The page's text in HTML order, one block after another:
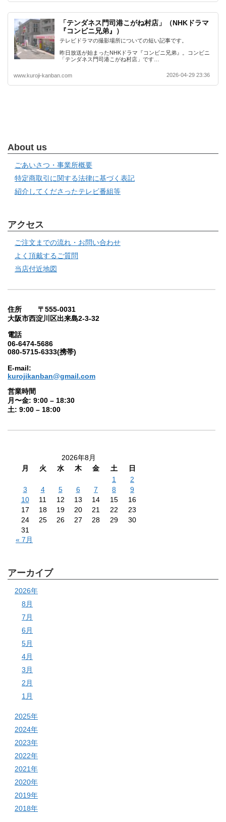
「テンダネス門司港こがね村店」（NHKドラマ
『コンビニ兄弟』）
テレビドラマの撮影場所についての短い記事です。
昨日放送が始まったNHKドラマ『コンビニ兄弟』。コンビニ
「テンダネス門司港こがね村店」です…
www.kuroji-kanban.com 2026-04-29 23:36
About us
ごあいさつ・事業所概要
特定商取引に関する法律に基づく表記
紹介してくださったテレビ番組等
アクセス
ご注文までの流れ・お問い合わせ
よく頂戴するご質問
当店付近地図
住所 〒555-0031
大阪市西淀川区出来島2-3-32
電話
06-6474-5686
080-5715-6333(携帯)
E-mail:
kurojikanban@gmail.com
営業時間
月〜金: 9:00 – 18:30
土: 9:00 – 18:00
2026年8月
月
火 水 木 金 土
日
1
2
3
4 5 6 7 8
9
10
11 12 13 14 15
16
17
18 19 20 21 22
23
24
25 26 27 28 29
30
31
« 7月
アーカイブ
2026年
8月
7月
6月
5月
4月
3月
2月
1月
2025年
2024年
2023年
2022年
2021年
2020年
2019年
2018年